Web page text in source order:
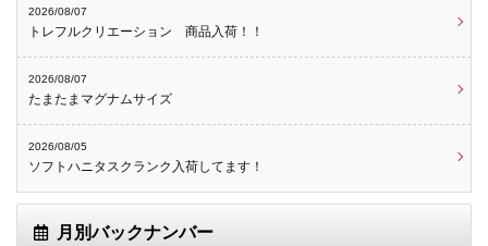
2026/08/07
トレフルクリエーション 商品入荷！！
2026/08/07
たまたまマグナムサイズ
2026/08/05
ソフトハニタスクランク入荷してます！
月別バックナンバー